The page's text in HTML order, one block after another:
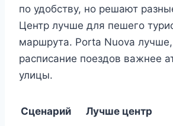
по удобству, но решают
Центр лучше для пешего
маршрута. Porta Nuova лучше,
расписание поездов важнее
улицы.
Сценарий Лучше центр